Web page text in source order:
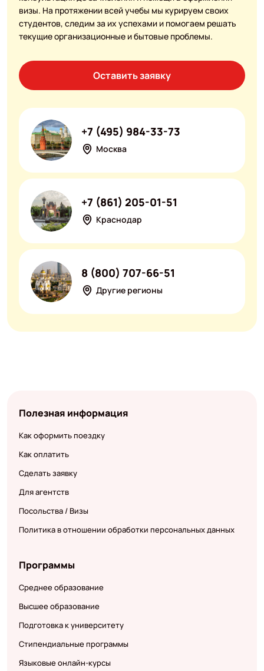
визы. На протяжении всей учебы мы курируем своих
студентов, следим за их успехами и помогаем решать
текущие организационные и бытовые проблемы.
Оставить заявку
Москва
+7 (495) 984-33-73
Краснодар
+7 (861) 205-01-51
Другие регионы
8 (800) 707-66-51
Полезная информация
Как оформить поездку
Как оплатить
Сделать заявку
Для агентств
Посольства / Визы
Политика в отношении обработки персональных данных
Программы
Среднее образование
Высшее образование
Подготовка к университету
Стипендиальные программы
Языковые онлайн-курсы